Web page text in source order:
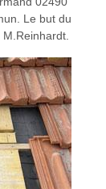
Le but du